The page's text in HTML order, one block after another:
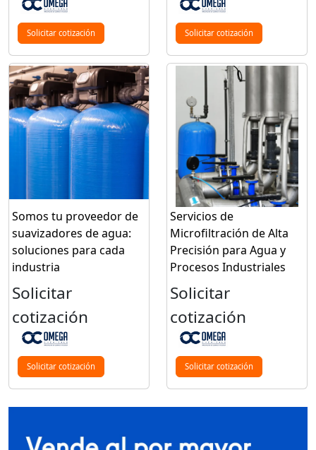
Solicitar cotización Solicitar cotización
Somos tu proveedor de
suavizadores de agua:
soluciones para cada
industria
Solicitar
cotización
Solicitar cotización
Servicios de
Microfiltración de Alta
Precisión para Agua y
Procesos Industriales
Solicitar
cotización
Solicitar cotización